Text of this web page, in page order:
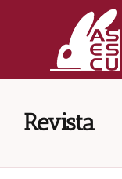
Inicio
Revista
Revista